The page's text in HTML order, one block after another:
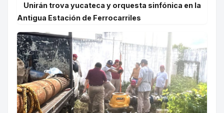
Unirán trova yucateca y orquesta sinfónica en la
Antigua Estación de Ferrocarriles